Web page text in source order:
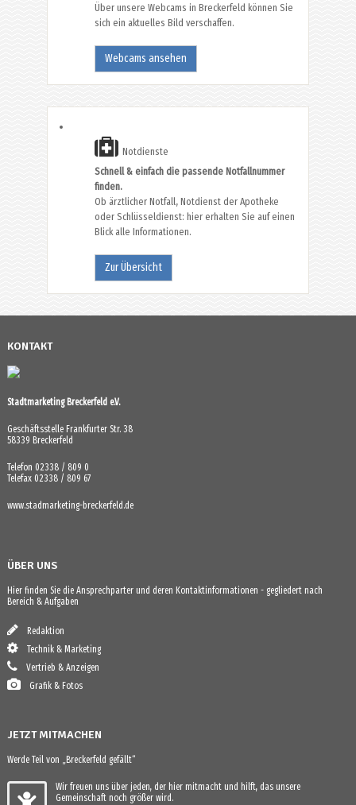
Über unsere Webcams in Breckerfeld können Sie
sich ein aktuelles Bild verschaffen.
Webcams ansehen
Notdienste
Schnell & einfach die passende Notfallnummer
finden.
Ob ärztlicher Notfall, Notdienst der Apotheke
oder Schlüsseldienst: hier erhalten Sie auf einen
Blick alle Informationen.
Zur Übersicht
KONTAKT
Stadtmarketing Breckerfeld e.V.
Geschäftsstelle Frankfurter Str. 38
58339 Breckerfeld
Telefon 02338 / 809 0
Telefax 02338 / 809 67
www.stadmarketing-breckerfeld.de
ÜBER UNS
Hier finden Sie die Ansprechparter und deren Kontaktinformationen - gegliedert nach
Bereich & Aufgaben
Redaktion
Technik & Marketing
Vertrieb & Anzeigen
Grafik & Fotos
JETZT MITMACHEN
Werde Teil von „Breckerfeld gefällt“
Wir freuen uns über jeden, der hier mitmacht und hilft, das unsere
Gemeinschaft noch größer wird.